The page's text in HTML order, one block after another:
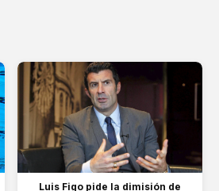
Luis Figo pide la dimisión de